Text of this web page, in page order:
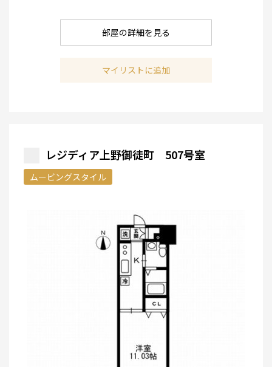
部屋の詳細を見る
マイリストに追加
レジディア上野御徒町 507号室
ムービングスタイル